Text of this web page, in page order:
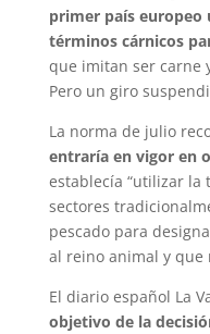
primer país europeo
términos cárnicos
que imitan ser carne
Pero un giro
La norma de julio
entraría en vigor en
establecía “utilizar la
sectores
pescado para
al reino animal y que
El diario español La
objetivo de la